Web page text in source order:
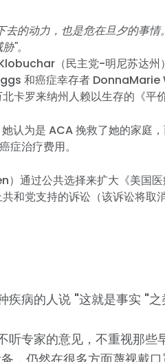
的动力，也是危在旦夕的事
"。
（民主党-明尼苏达
和癌症幸存者
卡罗来纳州人赖以生存的《平
认为是 ACA 挽救了她的家庭
症治疗费用。
通过公共选择来扩大《美国医
和党支持的诉讼（该诉讼将取
疾病的人说 "这就是事实 "
听专家的意见，不重视那些